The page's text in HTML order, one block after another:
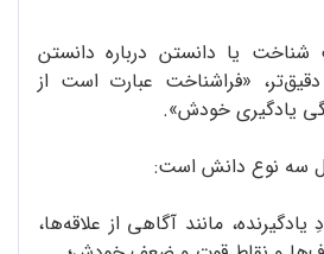
یا دانستن درباره دانستن
«فراشناخت عبارت است از
یادگیری خودش».
سه نوع دانش است:
مانند آگاهی از علاقه‌ها،